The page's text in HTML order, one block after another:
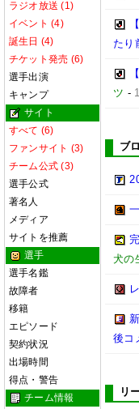
ラジオ放送 (1)
イベント (4)
誕生日 (4)
チケット発売 (6)
選手出演
キャンプ
サイト
すべて (6)
ファンサイト (3)
チーム公式 (3)
選手公式
著名人
メディア
サイトを推薦
選手
選手名鑑
故障者
移籍
エピソード
契約状況
出場時間
得点・警告
チーム情報
たり
ツ -
ブ
犬の
後コ
リ